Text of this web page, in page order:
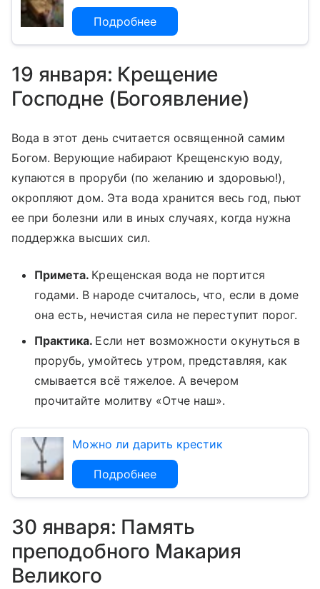
Подробнее
19 января: Крещение
Господне (Богоявление)
Вода в этот день считается освященной самим
Богом. Верующие набирают Крещенскую воду,
купаются в проруби (по желанию и здоровью!),
окропляют дом. Эта вода хранится весь год, пьют
ее при болезни или в иных случаях, когда нужна
поддержка высших сил.
Примета. Крещенская вода не портится
годами. В народе считалось, что, если в доме
она есть, нечистая сила не переступит порог.
Практика. Если нет возможности окунуться в
прорубь, умойтесь утром, представляя, как
смывается всё тяжелое. А вечером
прочитайте молитву «Отче наш».
Можно ли дарить крестик
Подробнее
30 января: Память
преподобного Макария
Великого